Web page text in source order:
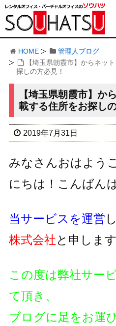
HOME
管理人ブログ
【埼玉県朝霞市】からネッ
探しの方必見！
【埼玉県朝霞市】か
載する住所をお探し
2019年7月31日
みなさんおはよう
にちは！こんばん
当サービスを運営
株式会社と申します
この度は弊社サー
て頂き、
ブログに足をお運